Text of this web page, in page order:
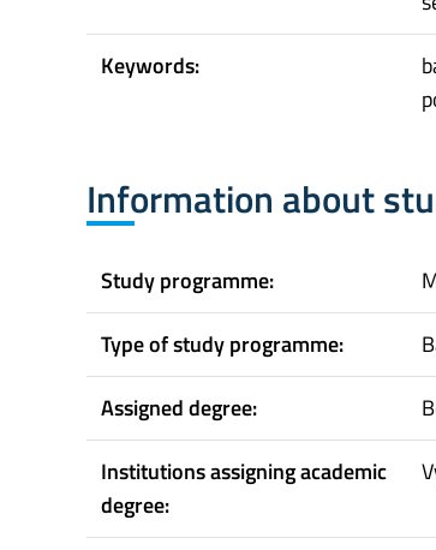
Keywords:
Information about
Study programme:
Type of study programme:
Assigned degree:
Institutions assigning academic
degree: